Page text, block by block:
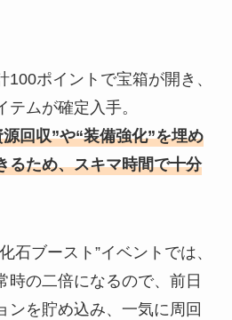
ポイントで宝箱が開き、
ムが確定入手。
回収”や“装備強化”を埋め
るため、スキマ時間で十分
石ブースト”イベントでは、
時の二倍になるので、前日
ンを貯め込み、一気に周回